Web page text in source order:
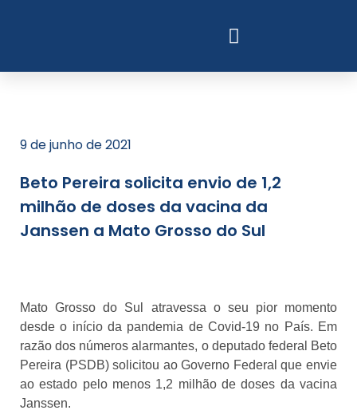
9 de junho de 2021
Beto Pereira solicita envio de 1,2
milhão de doses da vacina da
Janssen a Mato Grosso do Sul
Mato Grosso do Sul atravessa o seu pior momento
desde o início da pandemia de Covid-19 no País. Em
razão dos números alarmantes, o deputado federal Beto
Pereira (PSDB) solicitou ao Governo Federal que envie
ao estado pelo menos 1,2 milhão de doses da vacina
Janssen.